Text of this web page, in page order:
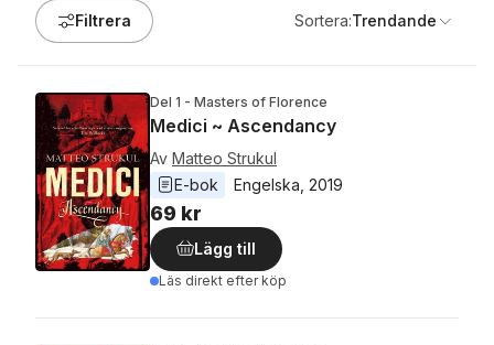
Filtrera Sortera:Trendande
Del 1 - Masters of Florence
Medici ~ Ascendancy
Av Matteo Strukul
E-bok
Engelska 2019
69 kr
Lägg till
Läs direkt efter köp